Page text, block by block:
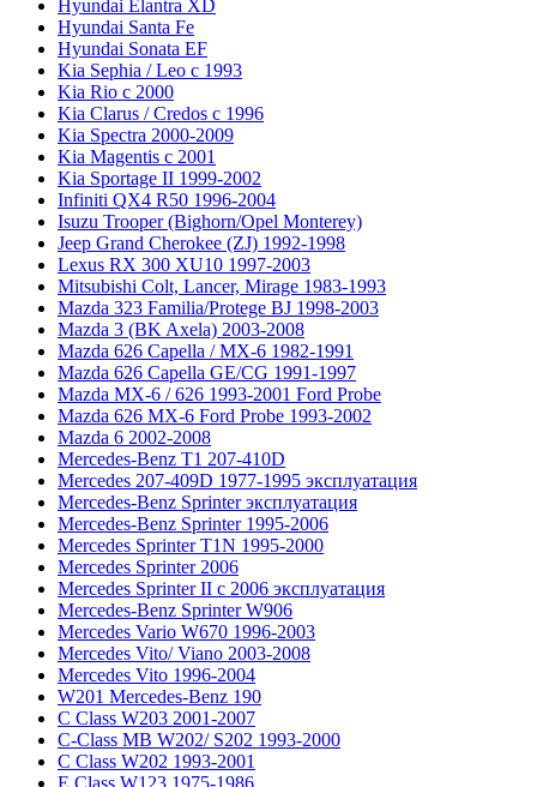
Hyundai Elantra XD
Hyundai Santa Fe
Hyundai Sonata EF
Kia Sephia / Leo с 1993
Kia Rio с 2000
Kia Clarus / Credos с 1996
Kia Spectra 2000-2009
Kia Magentis с 2001
Kia Sportage II 1999-2002
Infiniti QX4 R50 1996-2004
Isuzu Trooper (Bighorn/Opel Monterey)
Jeep Grand Cherokee (ZJ) 1992-1998
Lexus RX 300 XU10 1997-2003
Mitsubishi Colt, Lancer, Mirage 1983-1993
Mazda 323 Familia/Protege BJ 1998-2003
Mazda 3 (BK Axela) 2003-2008
Mazda 626 Capella / MX-6 1982-1991
Mazda 626 Capella GE/CG 1991-1997
Mazda MX-6 / 626 1993-2001 Ford Probe
Mazda 626 MX-6 Ford Probe 1993-2002
Mazda 6 2002-2008
Mercedes-Benz T1 207-410D
Mercedes 207-409D 1977-1995 эксплуатация
Mercedes-Benz Sprinter эксплуатация
Mercedes-Benz Sprinter 1995-2006
Mercedes Sprinter T1N 1995-2000
Mercedes Sprinter 2006
Mercedes Sprinter II с 2006 эксплуатация
Mercedes-Benz Sprinter W906
Mercedes Vario W670 1996-2003
Mercedes Vito/ Viano 2003-2008
Mercedes Vito 1996-2004
W201 Mercedes-Benz 190
C Class W203 2001-2007
C-Class MB W202/ S202 1993-2000
C Class W202 1993-2001